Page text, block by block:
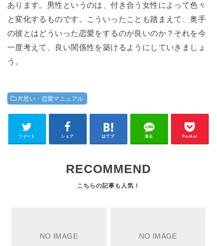
あります。男性というのは、付き合う女性によって色々
と変化するものです。こういったことも踏まえて、奥手
の彼とはどういった恋愛をするのが良いのか？それを今
一度考えて、良い関係性を築けるようにしていきましょ
う。
片思い・恋愛マニュアル
ツイート シェア はてブ 送る Pocket
RECOMMEND